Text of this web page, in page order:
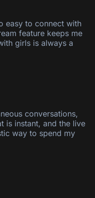
easy to connect with
feature keeps me
girls is always a
conversations,
is instant, and the live
way to spend my